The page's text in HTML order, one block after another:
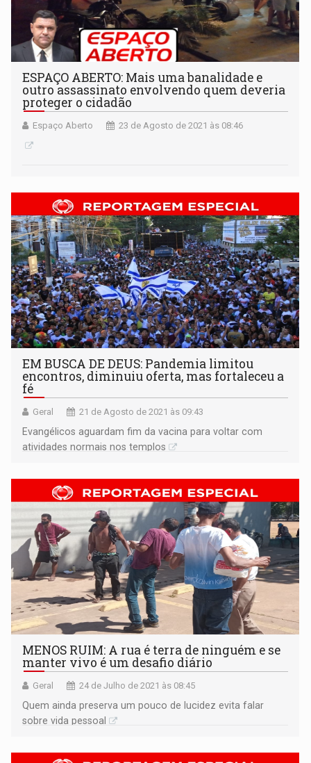
ESPAÇO ABERTO: Mais uma banalidade e
outro assassinato envolvendo quem deveria
proteger o cidadão
Espaço Aberto 23 de Agosto de 2021 às 08:46
EM BUSCA DE DEUS: Pandemia limitou
encontros, diminuiu oferta, mas fortaleceu a
fé
Geral 21 de Agosto de 2021 às 09:43
Evangélicos aguardam fim da vacina para voltar com
atividades normais nos templos
MENOS RUIM: A rua é terra de ninguém e se
manter vivo é um desafio diário
Geral 24 de Julho de 2021 às 08:45
Quem ainda preserva um pouco de lucidez evita falar
sobre vida pessoal